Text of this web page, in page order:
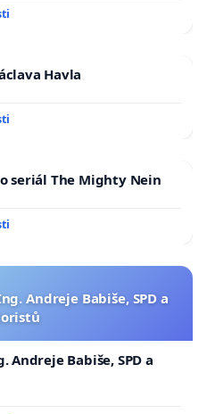
Havla
seriál The Mighty Nein
Andreje Babiše, SPD a
Andreje Babiše, SPD a